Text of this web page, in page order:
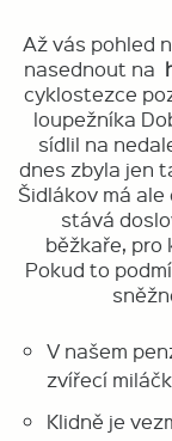
Až vás pohled
nasednout na
cyklostezce
loupežníka
sídlil na
dnes zbyla jen
Šidlákov má
stává
běžkaře, pro
Pokud to
V našem
zvířecí
Klidně je